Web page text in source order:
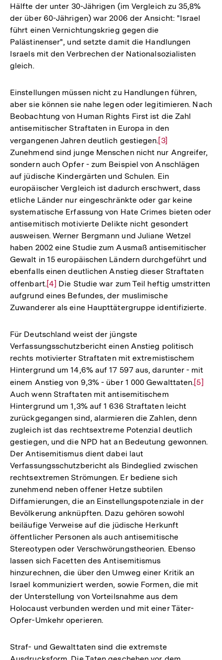
der
Fußnote
Hälfte der unter 30-Jährigen (im Vergleich zu 35,8%
der über 60-Jährigen) war 2006 der Ansicht: "Israel
führt einen Vernichtungskrieg gegen die
Palästinenser", und setzte damit die Handlungen
Israels mit den Verbrechen der Nationalsozialisten
gleich.
Einstellungen müssen nicht zu Handlungen führen,
aber sie können sie nahe legen oder legitimieren. Nach
Beobachtung von Human Rights First ist die Zahl
antisemitischer Straftaten in Europa in den
vergangenen Jahren deutlich gestiegen.Zur
Auflösung
der
Fußnote
[3]
Zunehmend sind junge Menschen nicht nur Angreifer,
sondern auch Opfer - zum Beispiel von Anschlägen
auf jüdische Kindergärten und Schulen. Ein
europäischer Vergleich ist dadurch erschwert, dass
etliche Länder nur eingeschränkte oder gar keine
systematische Erfassung von Hate Crimes bieten oder
antisemitisch motivierte Delikte nicht gesondert
ausweisen. Werner Bergmann und Juliane Wetzel
haben 2002 eine Studie zum Ausmaß antisemitischer
Gewalt in 15 europäischen Ländern durchgeführt und
ebenfalls einen deutlichen Anstieg dieser Straftaten
offenbart.Zur
Auflösung
der
[4] Die Studie war zum Teil heftig umstritten
aufgrund eines Befundes, der muslimische
Zuwanderer als eine Haupttätergruppe identifizierte.
Für Deutschland weist der jüngste
Verfassungsschutzbericht einen Anstieg politisch
rechts motivierter Straftaten mit extremistischem
Hintergrund um 14,6% auf 17 597 aus, darunter - mit
einem Anstieg von 9,3% - über 1 000 Gewalttaten.Zur
[5]
Auch wenn Straftaten mit antisemitischem
Hintergrund um 1,3% auf 1 636 Straftaten leicht
zurückgegangen sind, alarmieren die Zahlen, denn
zugleich ist das rechtsextreme Potenzial deutlich
gestiegen, und die NPD hat an Bedeutung gewonnen.
Der Antisemitismus dient dabei laut
Verfassungsschutzbericht als Bindeglied zwischen
rechtsextremen Strömungen. Er bediene sich
zunehmend neben offener Hetze subtilen
Diffamierungen, die an Einstellungspotenziale in der
Bevölkerung anknüpften. Dazu gehören sowohl
beiläufige Verweise auf die jüdische Herkunft
öffentlicher Personen als auch antisemitische
Stereotypen oder Verschwörungstheorien. Ebenso
lassen sich Facetten des Antisemitismus
hinzurechnen, die über den Umweg einer Kritik an
Israel kommuniziert werden, sowie Formen, die mit
der Unterstellung von Vorteilsnahme aus dem
Holocaust verbunden werden und mit einer Täter-
Opfer-Umkehr operieren.
Straf- und Gewalttaten sind die extremste